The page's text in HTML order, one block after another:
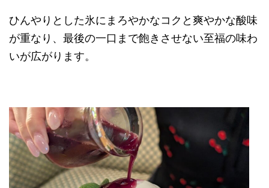
ひんやりとした氷にまろやかなコクと爽やかな酸味
が重なり、最後の一口まで飽きさせない至福の味わ
いが広がります。